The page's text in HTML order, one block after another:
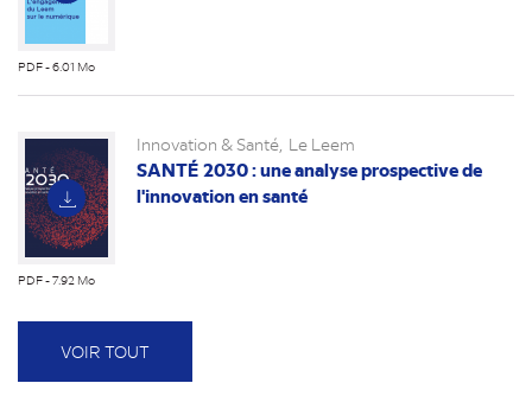
PDF - 6.01 Mo
PDF - 7.92 Mo
onglet)
Innovation & Santé Le Leem
SANTÉ 2030 : une analyse prospective de
l'innovation en santé
VOIR TOUT